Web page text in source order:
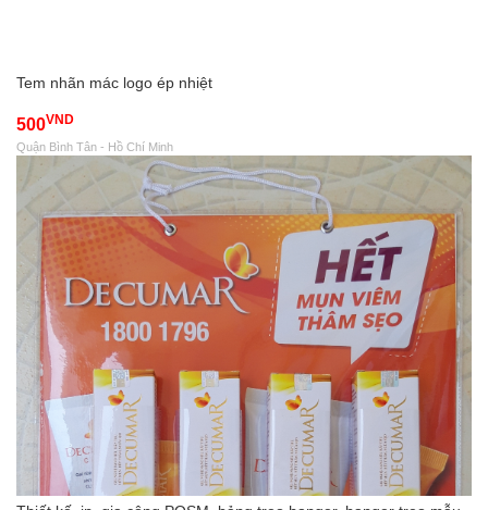
Tem nhãn mác logo ép nhiệt
500VND
Quận Bình Tân - Hồ Chí Minh